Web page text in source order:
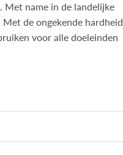
Met name in de landelijke
de ongekende hardheid
voor alle doeleinden